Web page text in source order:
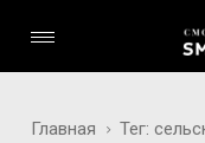
Главная Тег: